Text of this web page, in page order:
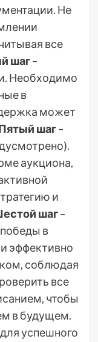
Не
все
шаг–
Необходимо
в
может
шаг–
аукциона,
и
шаг–
в
эффективно
соблюдая
все
чтобы
в будущем.
успешного